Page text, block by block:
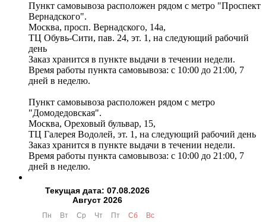
Пункт самовывоза расположен рядом с метро "Проспект
Вернадского".
Москва, просп. Вернадского, 14а,
ТЦ Обувь-Сити, пав. 24, эт. 1, на следующий рабочий
день
Заказ хранится в пункте выдачи в течении недели.
Время работы пункта самовывоза: с 10:00 до 21:00, 7
дней в неделю.
Пункт самовывоза расположен рядом с метро
"Домодедовская".
Москва, Ореховый бульвар, 15,
ТЦ Галерея Водолей, эт. 1, на следующий рабочий день
Заказ хранится в пункте выдачи в течении недели.
Время работы пункта самовывоза: с 10:00 до 21:00, 7
дней в неделю.
Текущая дата: 07.08.2026
Август 2026
Пн Вт Ср Чт Пт Сб Вс